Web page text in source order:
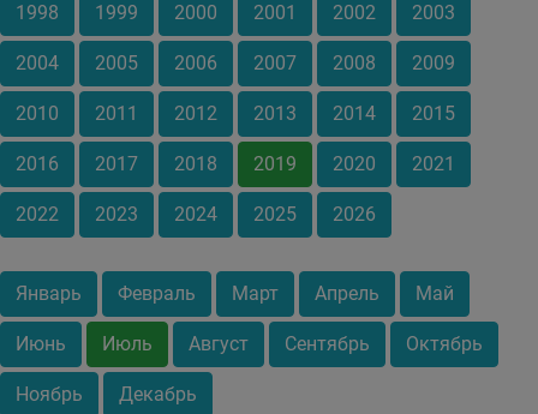
1998 1999 2000 2001 2002 2003
2004 2005 2006 2007 2008 2009
2010 2011 2012 2013 2014 2015
2016 2017 2018 2019 2020 2021
2022 2023 2024 2025 2026
Январь Февраль Март Апрель Май
Июнь Июль Август Сентябрь Октябрь
Ноябрь Декабрь